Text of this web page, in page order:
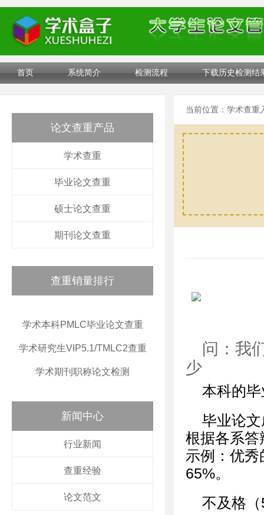
首页 系统简介 检测流程 下载历史检测结
论文查重产品
学术查重
毕业论文查重
硕士论文查重
期刊论文查重
查重销量排行
学术本科PMLC毕业论文查重
学术研究生VIP5.1/TMLC2查重
学术期刊职称论文检测
新闻中心
行业新闻
查重经验
论文范文
当前位置： 学术查重
问：我
少
本科的
毕业论
根据各系答
示例：优
65%。
不及格